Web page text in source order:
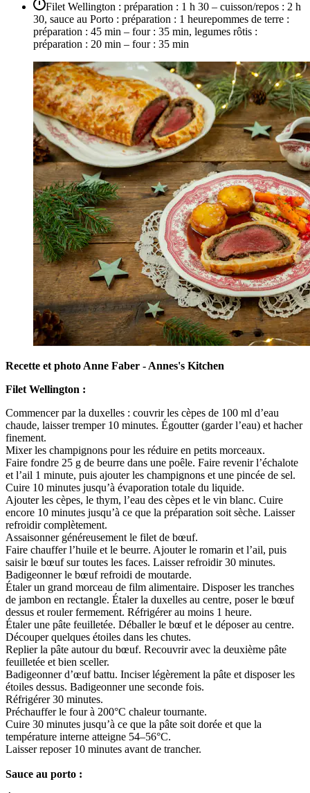
Filet Wellington : préparation : 1 h 30 – cuisson/repos : 2 h
30, sauce au Porto : préparation : 1 heurepommes de terre :
préparation : 45 min – four : 35 min, legumes rôtis :
préparation : 20 min – four : 35 min
Recette et photo Anne Faber - Annes's Kitchen
Filet Wellington :
Commencer par la duxelles : couvrir les cèpes de 100 ml d’eau
chaude, laisser tremper 10 minutes. Égoutter (garder l’eau) et hacher
finement.
Mixer les champignons pour les réduire en petits morceaux.
Faire fondre 25 g de beurre dans une poêle. Faire revenir l’échalote
et l’ail 1 minute, puis ajouter les champignons et une pincée de sel.
Cuire 10 minutes jusqu’à évaporation totale du liquide.
Ajouter les cèpes, le thym, l’eau des cèpes et le vin blanc. Cuire
encore 10 minutes jusqu’à ce que la préparation soit sèche. Laisser
refroidir complètement.
Assaisonner généreusement le filet de bœuf.
Faire chauffer l’huile et le beurre. Ajouter le romarin et l’ail, puis
saisir le bœuf sur toutes les faces. Laisser refroidir 30 minutes.
Badigeonner le bœuf refroidi de moutarde.
Étaler un grand morceau de film alimentaire. Disposer les tranches
de jambon en rectangle. Étaler la duxelles au centre, poser le bœuf
dessus et rouler fermement. Réfrigérer au moins 1 heure.
Étaler une pâte feuilletée. Déballer le bœuf et le déposer au centre.
Découper quelques étoiles dans les chutes.
Replier la pâte autour du bœuf. Recouvrir avec la deuxième pâte
feuilletée et bien sceller.
Badigeonner d’œuf battu. Inciser légèrement la pâte et disposer les
étoiles dessus. Badigeonner une seconde fois.
Réfrigérer 30 minutes.
Préchauffer le four à 200°C chaleur tournante.
Cuire 30 minutes jusqu’à ce que la pâte soit dorée et que la
température interne atteigne 54–56°C.
Laisser reposer 10 minutes avant de trancher.
Sauce au porto :